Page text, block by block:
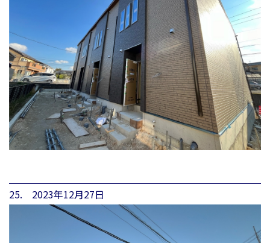
25. 2023年12月27日